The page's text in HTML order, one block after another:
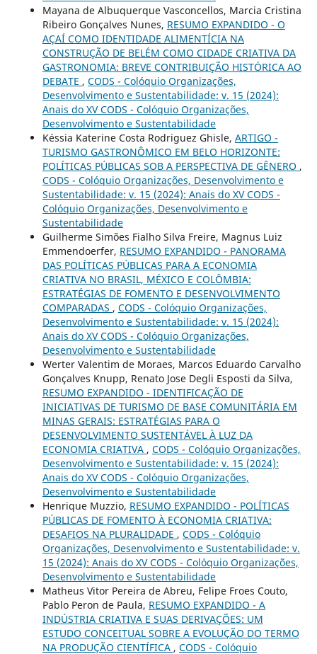
Mayana de Albuquerque Vasconcellos, Marcia Cristina
Ribeiro Gonçalves Nunes, RESUMO EXPANDIDO - O
AÇAÍ COMO IDENTIDADE ALIMENTÍCIA NA
CONSTRUÇÃO DE BELÉM COMO CIDADE CRIATIVA DA
GASTRONOMIA: BREVE CONTRIBUIÇÃO HISTÓRICA AO
DEBATE , CODS - Colóquio Organizações,
Desenvolvimento e Sustentabilidade: v. 15 (2024):
Anais do XV CODS - Colóquio Organizações,
Desenvolvimento e Sustentabilidade
Késsia Katerine Costa Rodriguez Ghisle, ARTIGO -
TURISMO GASTRONÔMICO EM BELO HORIZONTE:
POLÍTICAS PÚBLICAS SOB A PERSPECTIVA DE GÊNERO ,
CODS - Colóquio Organizações, Desenvolvimento e
Sustentabilidade: v. 15 (2024): Anais do XV CODS -
Colóquio Organizações, Desenvolvimento e
Sustentabilidade
Guilherme Simões Fialho Silva Freire, Magnus Luiz
Emmendoerfer, RESUMO EXPANDIDO - PANORAMA
DAS POLÍTICAS PÚBLICAS PARA A ECONOMIA
CRIATIVA NO BRASIL, MÉXICO E COLÔMBIA:
ESTRATÉGIAS DE FOMENTO E DESENVOLVIMENTO
COMPARADAS , CODS - Colóquio Organizações,
Desenvolvimento e Sustentabilidade: v. 15 (2024):
Anais do XV CODS - Colóquio Organizações,
Desenvolvimento e Sustentabilidade
Werter Valentim de Moraes, Marcos Eduardo Carvalho
Gonçalves Knupp, Renato Jose Degli Esposti da Silva,
RESUMO EXPANDIDO - IDENTIFICAÇÃO DE
INICIATIVAS DE TURISMO DE BASE COMUNITÁRIA EM
MINAS GERAIS: ESTRATÉGIAS PARA O
DESENVOLVIMENTO SUSTENTÁVEL À LUZ DA
ECONOMIA CRIATIVA , CODS - Colóquio Organizações,
Desenvolvimento e Sustentabilidade: v. 15 (2024):
Anais do XV CODS - Colóquio Organizações,
Desenvolvimento e Sustentabilidade
Henrique Muzzio, RESUMO EXPANDIDO - POLÍTICAS
PÚBLICAS DE FOMENTO À ECONOMIA CRIATIVA:
DESAFIOS NA PLURALIDADE , CODS - Colóquio
Organizações, Desenvolvimento e Sustentabilidade: v.
15 (2024): Anais do XV CODS - Colóquio Organizações,
Desenvolvimento e Sustentabilidade
Matheus Vitor Pereira de Abreu, Felipe Froes Couto,
Pablo Peron de Paula, RESUMO EXPANDIDO - A
INDÚSTRIA CRIATIVA E SUAS DERIVAÇÕES: UM
ESTUDO CONCEITUAL SOBRE A EVOLUÇÃO DO TERMO
NA PRODUÇÃO CIENTÍFICA , CODS - Colóquio